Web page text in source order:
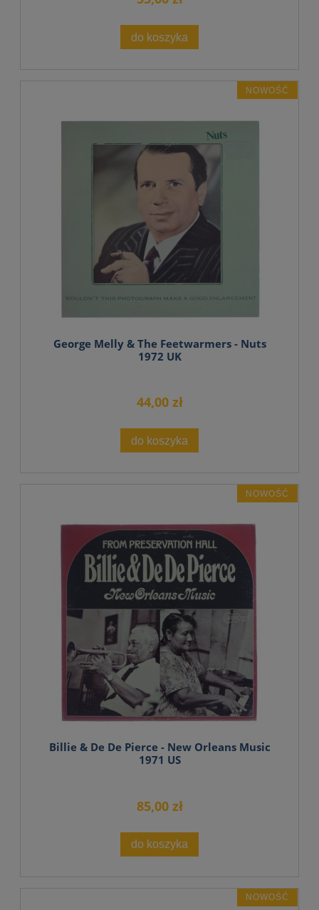
do koszyka
George Melly & The Feetwarmers - Nuts
1972 UK
44,00 zł
do koszyka
NOWOŚĆ
Billie & De De Pierce - New Orleans Music
1971 US
85,00 zł
do koszyka
NOWOŚĆ
NOWOŚĆ